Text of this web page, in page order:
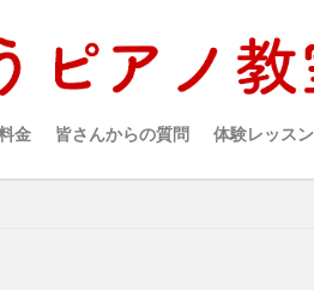
金 皆さんからの質問 体験レッスン